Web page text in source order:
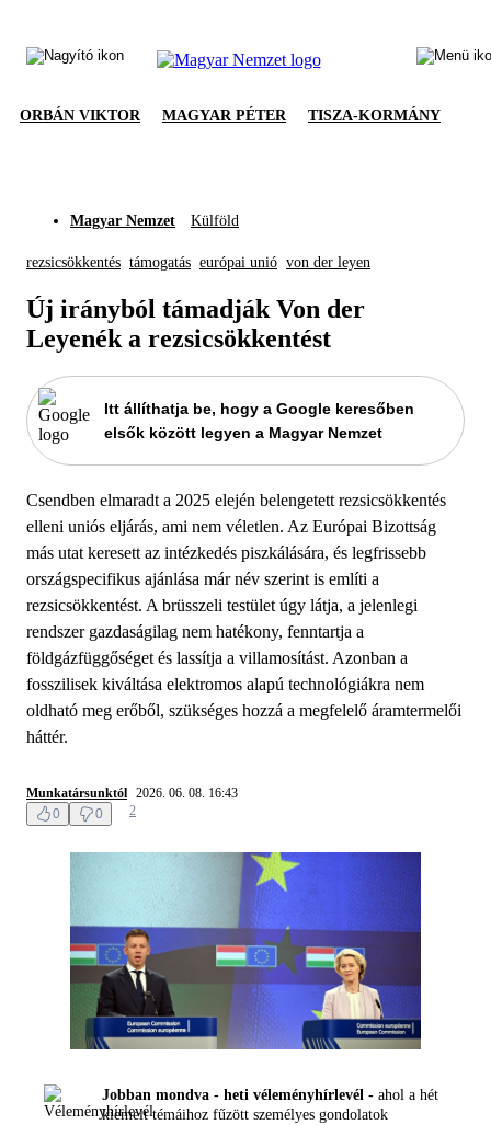
ORBÁN VIKTOR MAGYAR PÉTER TISZA-KORMÁNY
Magyar Nemzet Külföld
rezsicsökkentés támogatás európai unió von der leyen
Új irányból támadják Von der
Leyenék a rezsicsökkentést
Itt állíthatja be, hogy a Google keresőben
elsők között legyen a Magyar Nemzet
Csendben elmaradt a 2025 elején belengetett rezsicsökkentés
elleni uniós eljárás, ami nem véletlen. Az Európai Bizottság
más utat keresett az intézkedés piszkálására, és legfrissebb
országspecifikus ajánlása már név szerint is említi a
rezsicsökkentést. A brüsszeli testület úgy látja, a jelenlegi
rendszer gazdaságilag nem hatékony, fenntartja a
földgázfüggőséget és lassítja a villamosítást. Azonban a
fosszilisek kiváltása elektromos alapú technológiákra nem
oldható meg erőből, szükséges hozzá a megfelelő áramtermelői
háttér.
Munkatársunktól 2026. 06. 08. 16:43
0
0 2
Jobban mondva - heti véleményhírlevél - ahol a hét
kiemelt témáihoz fűzött személyes gondolatok